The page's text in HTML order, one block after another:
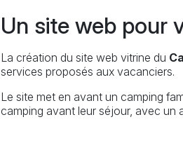
Un site web pour
La création du site web vitrine du
services proposés aux vacanciers.
Le site met en avant un camping
camping avant leur séjour, avec un